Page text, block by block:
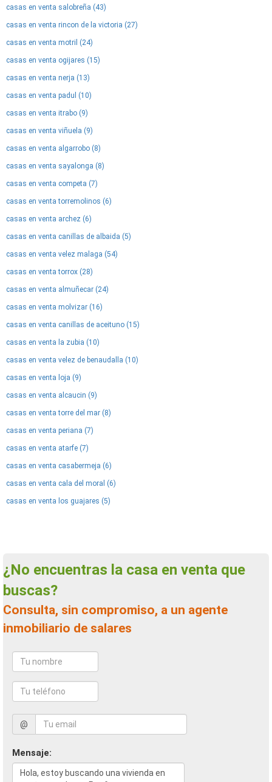
casas en venta salobreña (43)
casas en venta rincon de la victoria (27)
casas en venta motril (24)
casas en venta ogijares (15)
casas en venta nerja (13)
casas en venta padul (10)
casas en venta itrabo (9)
casas en venta viñuela (9)
casas en venta algarrobo (8)
casas en venta sayalonga (8)
casas en venta competa (7)
casas en venta torremolinos (6)
casas en venta archez (6)
casas en venta canillas de albaida (5)
casas en venta velez malaga (54)
casas en venta torrox (28)
casas en venta almuñecar (24)
casas en venta molvizar (16)
casas en venta canillas de aceituno (15)
casas en venta la zubia (10)
casas en venta velez de benaudalla (10)
casas en venta loja (9)
casas en venta alcaucin (9)
casas en venta torre del mar (8)
casas en venta periana (7)
casas en venta atarfe (7)
casas en venta casabermeja (6)
casas en venta cala del moral (6)
casas en venta los guajares (5)
¿No encuentras la casa en venta que
buscas?
Consulta, sin compromiso, a un agente
inmobiliario de salares
@
Mensaje: